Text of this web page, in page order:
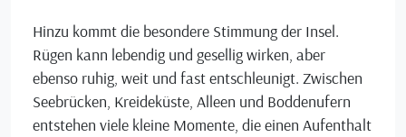
Hinzu kommt die besondere Stimmung der Insel.
Rügen kann lebendig und gesellig wirken, aber
ebenso ruhig, weit und fast entschleunigt. Zwischen
Seebrücken, Kreideküste, Alleen und Boddenufern
entstehen viele kleine Momente, die einen Aufenthalt